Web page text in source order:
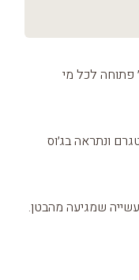
לכל מי
ונתראה בג׳וס
שמגיעה מהבטן.